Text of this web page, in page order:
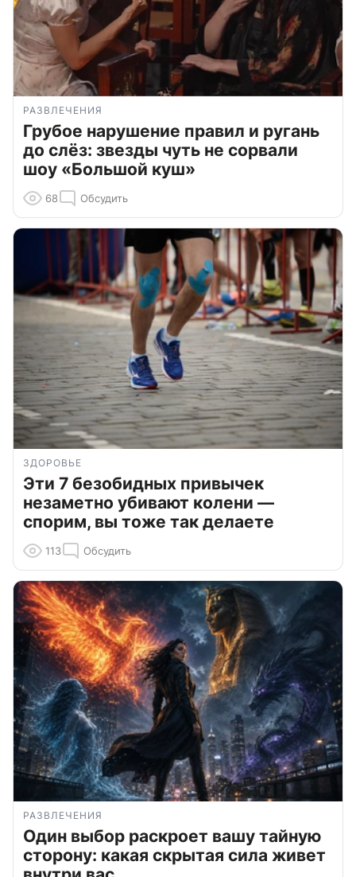
РАЗВЛЕЧЕНИЯ
Грубое нарушение правил и ругань
до слёз: звезды чуть не сорвали
шоу «Большой куш»
68 Обсудить
ЗДОРОВЬЕ
Эти 7 безобидных привычек
незаметно убивают колени —
спорим, вы тоже так делаете
113 Обсудить
РАЗВЛЕЧЕНИЯ
Один выбор раскроет вашу тайную
сторону: какая скрытая сила живет